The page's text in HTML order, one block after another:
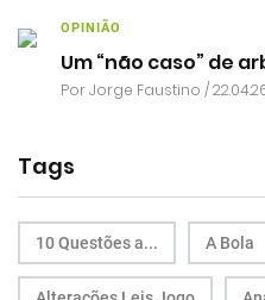
OPINIÃO
Um “não caso” de
PorJorge Faustino /
Tags
10 Questões a... A Bola